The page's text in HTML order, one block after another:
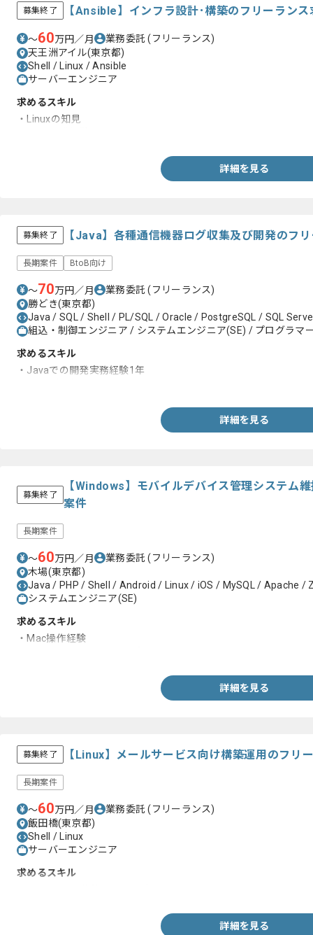
募集終了 【Ansible】インフラ設計･構築のフリーラン
〜60万円／月 業務委託(フリーランス)
天王洲アイル(東京都)
Shell / Linux / Ansible
サーバーエンジニア
求めるスキル
・Linuxの知見
詳細を見る
募集終了 【Java】各種通信機器ログ収集及び開発のフ
長期案件 BtoB向け
〜70万円／月 業務委託(フリーランス)
勝どき(東京都)
Java / SQL / Shell / PL/SQL / Oracle / PostgreSQL / SQL
組込・制御エンジニア / システムエンジニア(SE) / プログラマ
求めるスキル
・Javaでの開発実務経験1年
詳細を見る
募集終了
【Windows】モバイルデバイス管理システム
案件
長期案件
〜60万円／月 業務委託(フリーランス)
木場(東京都)
Java / PHP / Shell / Android / Linux / iOS / MySQL / Apache /
システムエンジニア(SE)
求めるスキル
・Mac操作経験
詳細を見る
募集終了 【Linux】メールサービス向け構築運用のフリ
長期案件
〜60万円／月 業務委託(フリーランス)
飯田橋(東京都)
Shell / Linux
サーバーエンジニア
求めるスキル
詳細を見る